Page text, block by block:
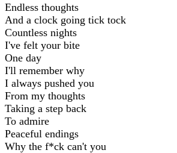
Endless thoughts
And a clock going tick tock
Countless nights
I've felt your bite
One day
I'll remember why
I always pushed you
From my thoughts
Taking a step back
To admire
Peaceful endings
Why the f*ck can't you